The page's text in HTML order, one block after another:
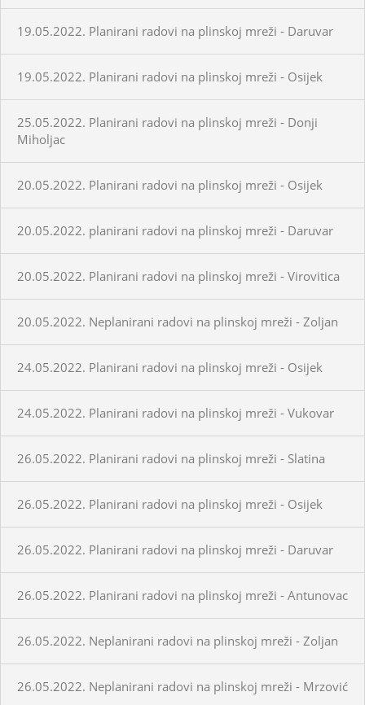
19.05.2022. Planirani radovi na plinskoj mreži - Daruvar
19.05.2022. Planirani radovi na plinskoj mreži - Osijek
25.05.2022. Planirani radovi na plinskoj mreži - Donji
Miholjac
20.05.2022. Planirani radovi na plinskoj mreži - Osijek
20.05.2022. planirani radovi na plinskoj mreži - Daruvar
20.05.2022. Planirani radovi na plinskoj mreži - Virovitica
20.05.2022. Neplanirani radovi na plinskoj mreži - Zoljan
24.05.2022. Planirani radovi na plinskoj mreži - Osijek
24.05.2022. Planirani radovi na plinskoj mreži - Vukovar
26.05.2022. Planirani radovi na plinskoj mreži - Slatina
26.05.2022. Planirani radovi na plinskoj mreži - Osijek
26.05.2022. Planirani radovi na plinskoj mreži - Daruvar
26.05.2022. Planirani radovi na plinskoj mreži - Antunovac
26.05.2022. Neplanirani radovi na plinskoj mreži - Zoljan
26.05.2022. Neplanirani radovi na plinskoj mreži - Mrzović